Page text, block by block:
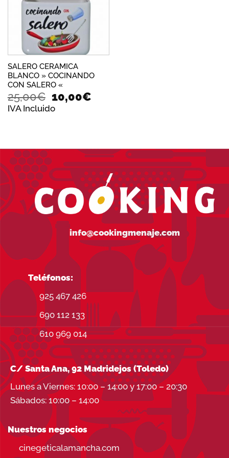
deseos
SALERO CERAMICA
BLANCO » COCINANDO
CON SALERO «
25,00€ El
precio
10,00€
IVA Incluido
info@cookingmenaje.com
Teléfonos:
925 467 426
690 112 133
610 969 014
C/ Santa Ana, 92 Madridejos (Toledo)
Lunes a Viernes: 10:00 – 14:00 y 17:00 – 20:30
Sábados: 10:00 – 14:00
Nuestros negocios
cinegeticalamancha.com